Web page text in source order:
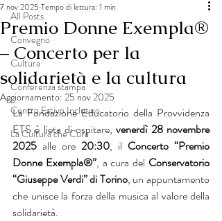
All Posts
Convegno
Cultura
Conferenza stampa
Centro Estivo Inclusivo
La Cultura che Cura
Premio Donne Exempla®
– Concerto per la
solidarietà e la cultura
7 nov 2025 Tempo di lettura: 1 min
Aggiornamento: 25 nov 2025
La Fondazione Educatorio della Provvidenza
ETS è lieta di ospitare, venerdì 28 novembre
2025 alle ore 20:30, il Concerto “Premio
Donne Exempla®”, a cura del Conservatorio
“Giuseppe Verdi” di Torino, un appuntamento
che unisce la forza della musica al valore della
solidarietà.